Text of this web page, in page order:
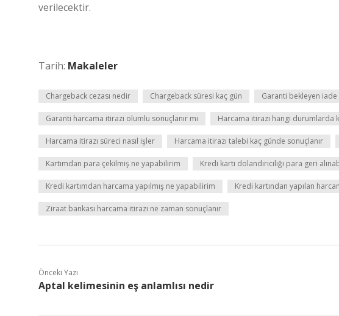
verilecektir.
Tarih: Makaleler
Chargeback cezası nedir Chargeback süresi kaç gün Garanti bekleyen
Garanti harcama itirazı olumlu sonuçlanır mı Harcama itirazı hangi durumlarda
Harcama itirazı süreci nasıl işler Harcama itirazı talebi kaç günde sonuçlanır
Kartımdan para çekilmiş ne yapabilirim Kredi kartı dolandırıcılığı para geri
Kredi kartımdan harcama yapılmış ne yapabilirim Kredi kartından yapılan
Ziraat bankası harcama itirazı ne zaman sonuçlanır
Önceki Yazı
Aptal kelimesinin eş anlamlısı nedir